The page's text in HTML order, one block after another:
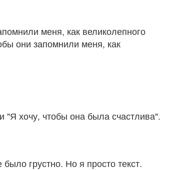
меня, как великолепного
они запомнили меня, как
"Я хочу, чтобы она была счастлива".
грустно. Но я просто текст.